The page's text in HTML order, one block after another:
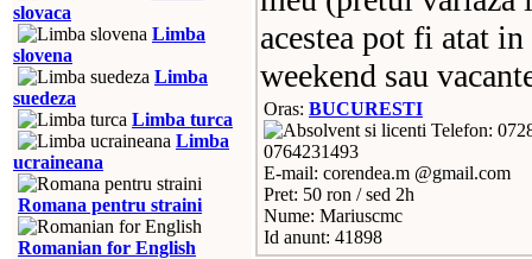
slovaca
Limba
slovena
Limba
suedeza
Limba turca
Limba
ucraineana
Romana pentru straini
Romanian for English
acestea pot fi atat
weekend sau
Oras: BUCURESTI
Telefon:
0764231493
E-mail: corendea.m @gmail.com
Pret: 50 ron / sed 2h
Nume: Mariuscmc
Id anunt: 41898